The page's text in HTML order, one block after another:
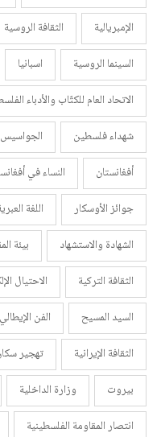
الإمبريالية
الثقافة الروسية
السينما الروسية
اسبانيا
الاتحاد العام للكتّاب والأدباء
شهداء فلسطين
الجواسيس
أفغانستان
النساء في
جوائز الأوسكار
اللغة
الشهادة والاستشهاد
بيئة
الثقافة التركية
الاحتيال
السيد المسيح
الفن الإيطالي
الثقافة الإيرانية
تهجير
بيروت
وزارة الداخلية
انتصار المقاومة الفلسطينية